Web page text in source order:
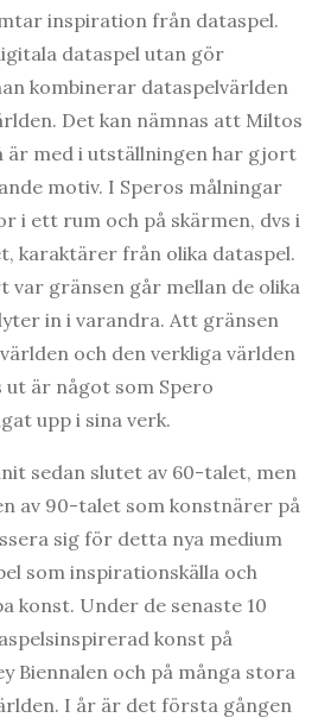
inspiration från dataspel.
dataspel utan gör
kombinerar dataspelvärlden
Det kan nämnas att Miltos
är med i utställningen har gjort
motiv. I Speros målningar
i ett rum och på skärmen, dvs i
karaktärer från olika dataspel.
var gränsen går mellan de olika
in i varandra. Att gränsen
och den verkliga världen
ut är något som Spero
upp i sina verk.
sedan slutet av 60-talet, men
av 90-talet som konstnärer på
sig för detta nya medium
som inspirationskälla och
konst. Under de senaste 10
konst på
Biennalen och på många stora
I år är det första gången